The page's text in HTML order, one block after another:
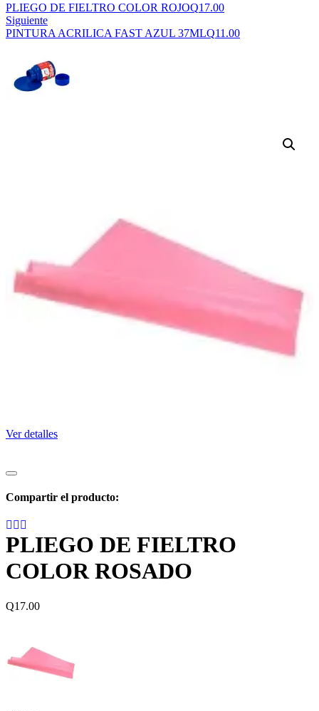
PLIEGO DE FIELTRO COLOR ROJOQ17.00
Siguiente
PINTURA ACRILICA FAST AZUL 37MLQ11.00
Ver detalles
Compartir el producto:
PLIEGO DE FIELTRO
COLOR ROSADO
Q17.00